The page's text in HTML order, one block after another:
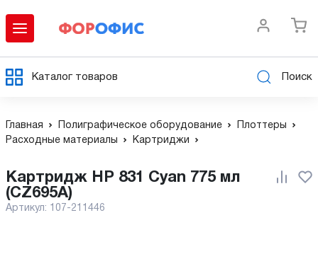
Каталог товаров Поиск
Главная Полиграфическое оборудование
Плоттеры
Расходные материалы
Картриджи
Картридж HP 831 Cyan 775 мл
(CZ695A)
Артикул: 107-211446